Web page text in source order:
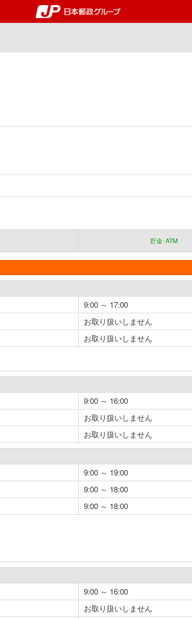
郵便局・日本郵政グルー
貯金･ATM
9:00 ～ 17:00
お取り扱いしません
お取り扱いしません
9:00 ～ 16:00
お取り扱いしません
お取り扱いしません
9:00 ～ 19:00
9:00 ～ 18:00
9:00 ～ 18:00
9:00 ～ 16:00
お取り扱いしません